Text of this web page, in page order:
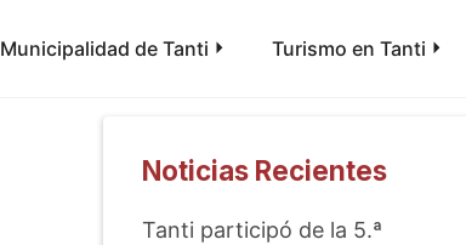
Municipalidad de Tanti Turismo en Tanti
Noticias Recientes
Tanti participó de la 5.ª